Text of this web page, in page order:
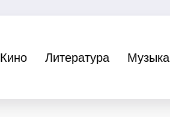
Кино Литература Музыка